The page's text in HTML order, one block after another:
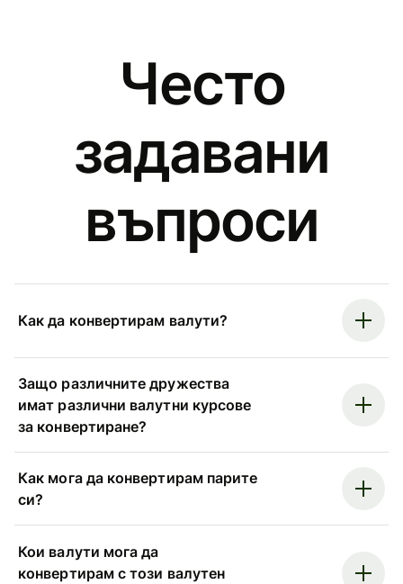
Често
задавани
въпроси
Как да конвертирам валути?
Защо различните дружества
имат различни валутни курсове
за конвертиране?
Как мога да конвертирам парите
си?
Кои валути мога да
конвертирам с този валутен